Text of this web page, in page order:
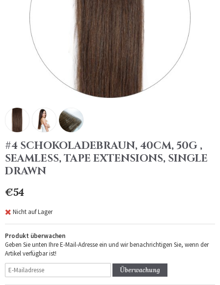
#4 SCHOKOLADEBRAUN, 40CM, 50G ,
SEAMLESS, TAPE EXTENSIONS, SINGLE
DRAWN
€54
Nicht auf Lager
Produkt überwachen
Geben Sie unten Ihre E-Mail-Adresse ein und wir benachrichtigen Sie, wenn der
Artikel verfügbar ist!
Überwachung